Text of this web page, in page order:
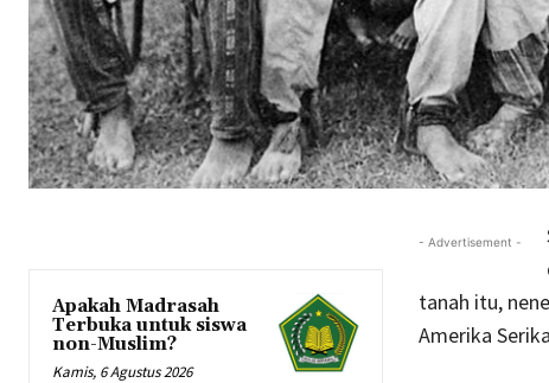
Apakah Madrasah
Terbuka untuk siswa
non-Muslim?
Kamis, 6 Agustus 2026
- Advertisement -
tanah itu,
Amerika